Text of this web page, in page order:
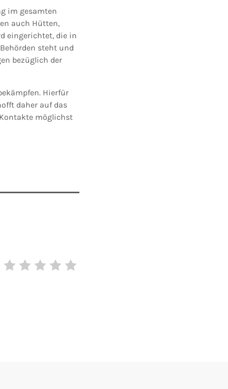
im gesamten
auch Hütten,
eingerichtet, die in
steht und
bezüglich der
Hierfür
daher auf das
möglichst